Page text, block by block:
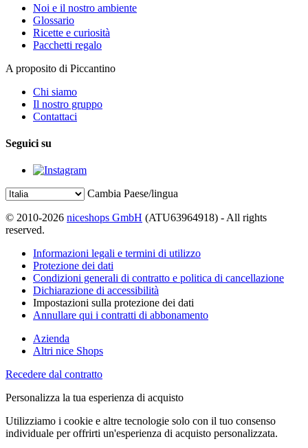
Noi e il nostro ambiente
Glossario
Ricette e curiosità
Pacchetti regalo
A proposito di Piccantino
Chi siamo
Il nostro gruppo
Contattaci
Seguici su
Cambia Paese/lingua
© 2010-2026 niceshops GmbH (ATU63964918) - All rights
reserved.
Informazioni legali e termini di utilizzo
Protezione dei dati
Condizioni generali di contratto e politica di cancellazione
Dichiarazione di accessibilità
Impostazioni sulla protezione dei dati
Annullare qui i contratti di abbonamento
Azienda
Altri nice Shops
Recedere dal contratto
Personalizza la tua esperienza di acquisto
Utilizziamo i cookie e altre tecnologie solo con il tuo consenso
individuale per offrirti un'esperienza di acquisto personalizzata.